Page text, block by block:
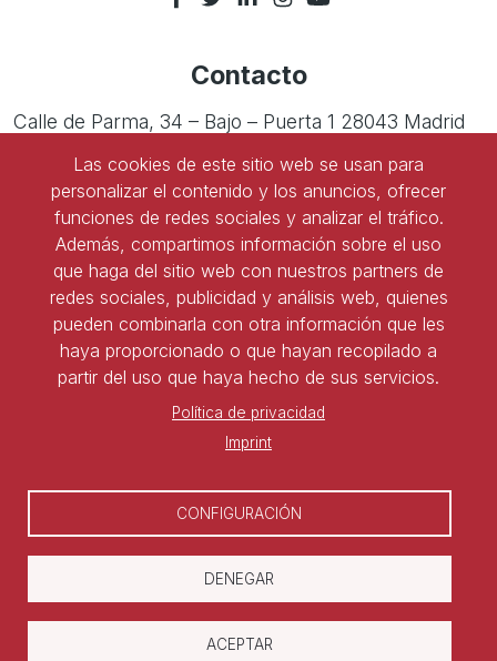
Contacto
Calle de Parma, 34 – Bajo – Puerta 1 28043 Madrid
91 543 45 47
91 827 85 68
Ser socio de ASNALA
Forma parte de la asociación y benefíciate de todas
las ventajas
Las cookies de este sitio web se usan para
personalizar el contenido y los anuncios, ofrecer
funciones de redes sociales y analizar el tráfico.
Además, compartimos información sobre el uso
que haga del sitio web con nuestros partners de
redes sociales, publicidad y análisis web, quienes
pueden combinarla con otra información que les
haya proporcionado o que hayan recopilado a
partir del uso que haya hecho de sus servicios.
Política de privacidad
Imprint
CONFIGURACIÓN
DENEGAR
ACEPTAR
Copyright © Asociación Nacional de